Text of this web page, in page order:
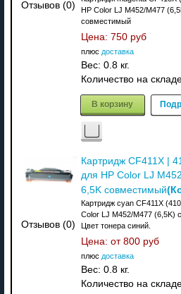
Отзывов (0)
HP Color LJ M452/M477
совместимый
Цена: 750 руб
плюс доставка
Вес: 0.8 кг.
Количество на
В корзину
Отзывов (0)
Картридж CF411X |
для HP Color LJ
6,5K совместимый
Картридж cyan CF411X
Color LJ M452/M477 (6,5K)
Цвет тонера синий.
Цена: от 800 руб
плюс доставка
Вес: 0.8 кг.
Количество на